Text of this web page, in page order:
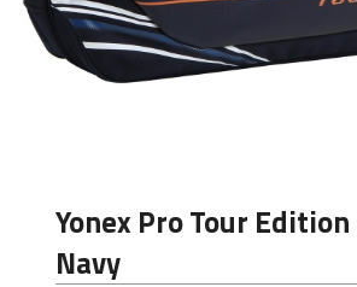
Yonex Pro Tour
Navy